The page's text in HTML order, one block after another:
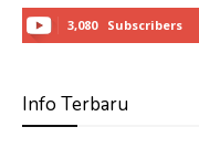
3,080 Subscribers
Info Terbaru